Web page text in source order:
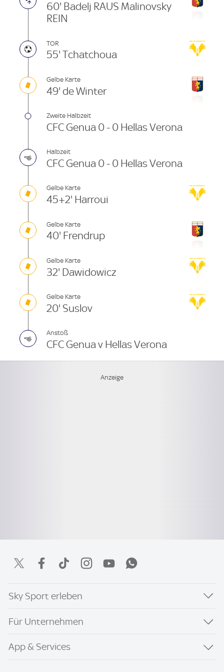
60' Badelj RAUS Malinovsky
REIN
TOR
55' Tchatchoua
Gelbe Karte
49' de Winter
Zweite Halbzeit
CFC Genua 0 - 0 Hellas Verona
Halbzeit
CFC Genua 0 - 0 Hellas Verona
Gelbe Karte
45+2' Harroui
Gelbe Karte
40' Frendrup
Gelbe Karte
32' Dawidowicz
Gelbe Karte
20' Suslov
Anstoß
CFC Genua v Hellas Verona
Sky Sport erleben
Für Unternehmen
App & Services